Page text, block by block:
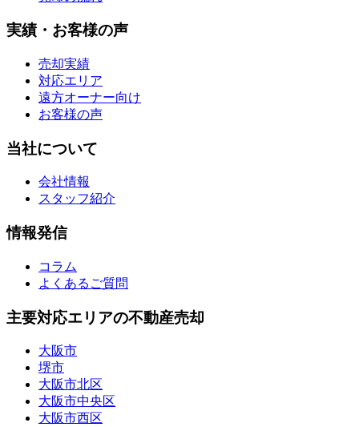
実績・お客様の声
売却実績
対応エリア
遠方オーナー向け
お客様の声
当社について
会社情報
スタッフ紹介
情報発信
コラム
よくあるご質問
主要対応エリアの不動産売却
大阪市
堺市
大阪市北区
大阪市中央区
大阪市西区